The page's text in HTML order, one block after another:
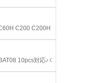
C200 C200H
10pcs対応バ